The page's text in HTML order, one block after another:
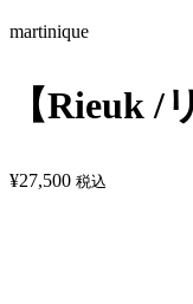
martinique
【Rieuk /
¥27,500 税込